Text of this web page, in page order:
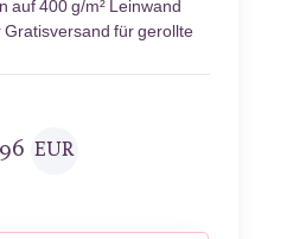
auf 400 g/m² Leinwand
für gerollte
EUR